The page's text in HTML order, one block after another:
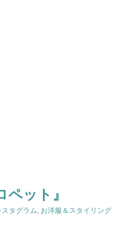
ット』
スタグラム お洋服＆スタイリング